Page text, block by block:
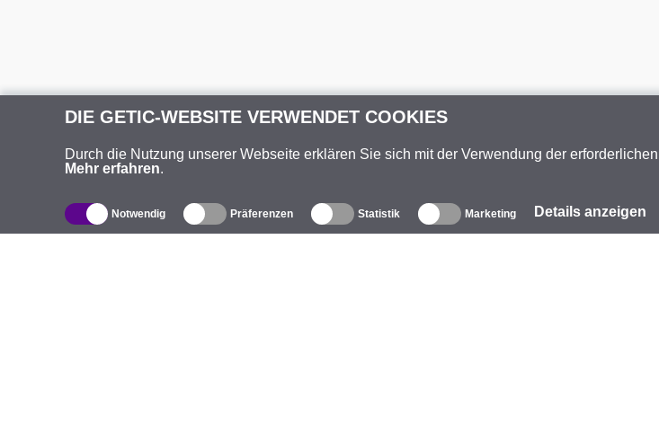
DIE GETIC-WEBSITE VERWENDET COOKIES
Durch die Nutzung unserer Webseite erklären Sie sich mit der Verwendung der
Mehr erfahren.
Notwendig Präferenzen Statistik Marketing Details anzeigen